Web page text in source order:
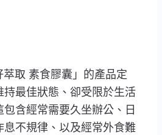
萃取 素食膠囊」的產品定
最佳狀態、卻受限於生活
含經常需要久坐辦公、日
不規律、以及經常外食難